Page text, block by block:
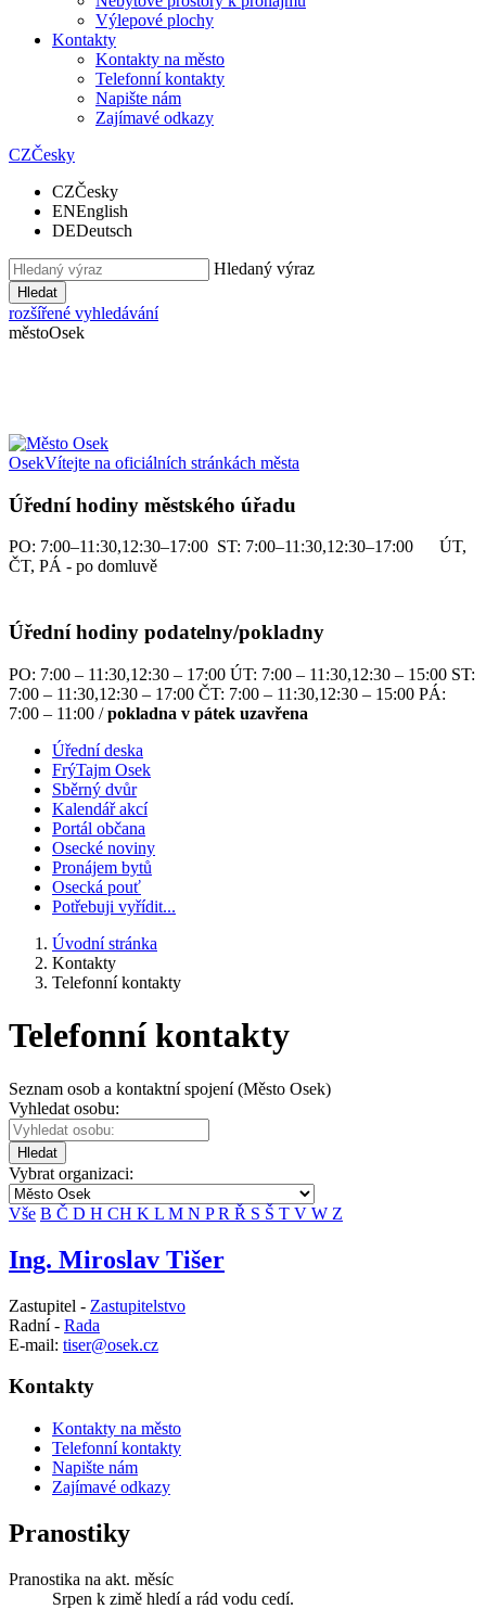
Výlepové plochy
Kontakty
Kontakty na město
Telefonní kontakty
Napište nám
Zajímavé odkazy
CZČesky
CZČesky
ENEnglish
DEDeutsch
Hledaný výraz
Hledat
rozšířené vyhledávání
městoOsek
OsekVítejte na oficiálních stránkách města
Úřední hodiny městského úřadu
PO: 7:00–11:30,12:30–17:00 ST: 7:00–11:30,12:30–17:00 ÚT,
ČT, PÁ - po domluvě
Úřední hodiny podatelny/pokladny
PO: 7:00 – 11:30,12:30 – 17:00 ÚT: 7:00 – 11:30,12:30 – 15:00 ST:
7:00 – 11:30,12:30 – 17:00 ČT: 7:00 – 11:30,12:30 – 15:00 PÁ:
7:00 – 11:00 /pokladna v pátek uzavřena
Úřední deska
FrýTajm Osek
Sběrný dvůr
Kalendář akcí
Portál občana
Osecké noviny
Pronájem bytů
Osecká pouť
Potřebuji vyřídit...
Úvodní stránka
Kontakty
Telefonní kontakty
Telefonní kontakty
Seznam osob a kontaktní spojení (Město Osek)
Vyhledat osobu:
Hledat
Vybrat organizaci:
Vše B Č D H CH K L M N PR Ř S Š T V W Z
Ing. Miroslav Tišer
Zastupitel - Zastupitelstvo
Radní - Rada
E-mail: tiser@osek.cz
Kontakty
Kontakty na město
Telefonní kontakty
Napište nám
Zajímavé odkazy
Pranostiky
Pranostika na akt. měsíc
Srpen k zimě hledí a rád vodu cedí.